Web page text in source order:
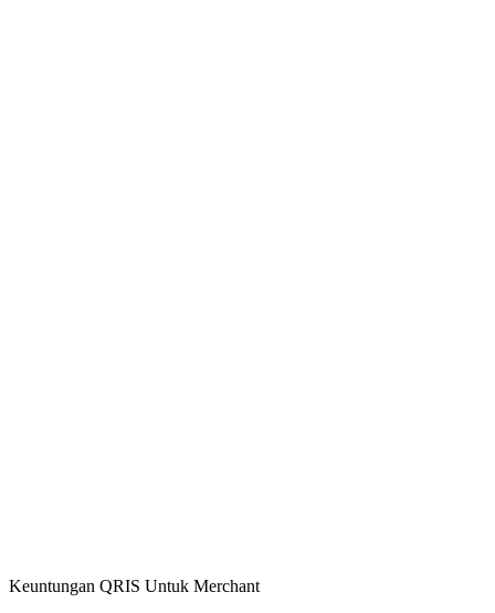
Keuntungan QRIS Untuk Merchant